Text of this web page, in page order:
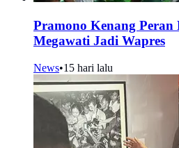
Pramono Kenang
Megawati Jadi Wapres
News•15 hari lalu